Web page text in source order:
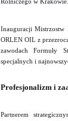
Inauguracji Mistrzostw
ORLEN OIL z
zawodach Formuły
specjalnych i
Profesjonalizm i
Partnerem